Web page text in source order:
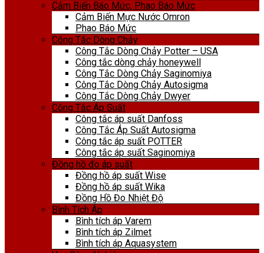
Cảm Biến Báo Mức, Phao Báo Mức
Cảm Biến Mực Nước Omron
Phao Báo Mức
Công Tắc Dòng Chảy
Công Tắc Dòng Chảy Potter – USA
Công tắc dòng chảy honeywell
Công Tắc Dòng Chảy Saginomiya
Công Tắc Dòng Chảy Autosigma
Công Tắc Dòng Chảy Dwyer
Công Tắc Áp Suất
Công tắc áp suất Danfoss
Công Tắc Áp Suất Autosigma
Công tắc áp suất POTTER
Công tắc áp suất Saginomiya
Đồng hồ đo áp suất
Đồng hồ áp suất Wise
Đồng hồ áp suất Wika
Đồng Hồ Đo Nhiệt Độ
Bình Tích Áp
Bình tích áp Varem
Bình tích áp Zilmet
Bình tích áp Aquasystem